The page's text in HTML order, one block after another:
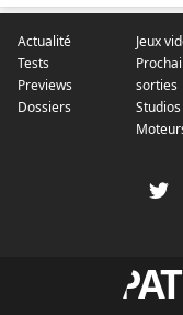
Actualité
Tests
Previews
Dossiers
Jeux
sorties
Studios